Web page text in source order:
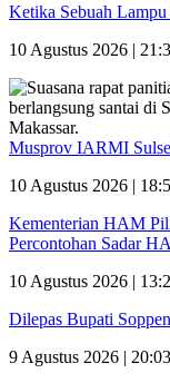
Ketika Sebuah
10 Agustus 2026 |
Musprov IARMI
10 Agustus 2026 |
Kementerian HAM
Percontohan Sadar
10 Agustus 2026 |
Dilepas Bupati
9 Agustus 2026 |